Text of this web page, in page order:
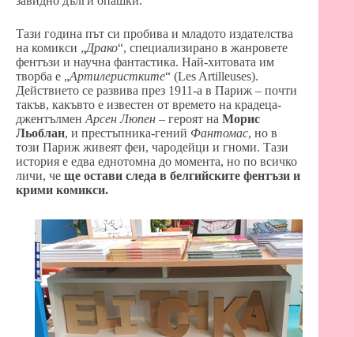
Тази година път си пробива и младото издателства
на комикси „Драко“, специализирано в жанровете
фентъзи и научна фантастика. Най-хитовата им
творба е „Артилеристките“ (Les Artilleuses).
Действието се развива през 1911-а в Париж – почти
такъв, какъвто е известен от времето на крадеца-
джентълмен Арсен Люпен – героят на Морис
Льоблан, и престъпника-гений Фантомас, но в
този Париж живеят феи, чародейци и гноми. Тази
история е едва еднотомна до момента, но по всичко
личи, че ще остави следа в белгийските фентъзи и
крими комикси.